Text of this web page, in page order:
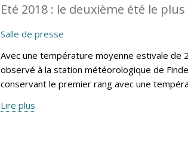
Eté 2018 : le deuxième été le
Salle de presse
Avec une température moyenne estivale de
observé à la station météorologique de
conservant le premier rang avec une
Lire plus